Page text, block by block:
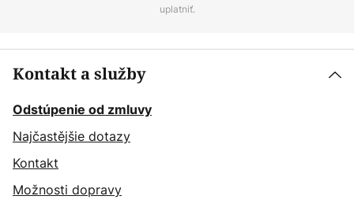
uplatniť.
Kontakt a služby
Odstúpenie od zmluvy
Najčastějšie dotazy
Kontakt
Možnosti dopravy